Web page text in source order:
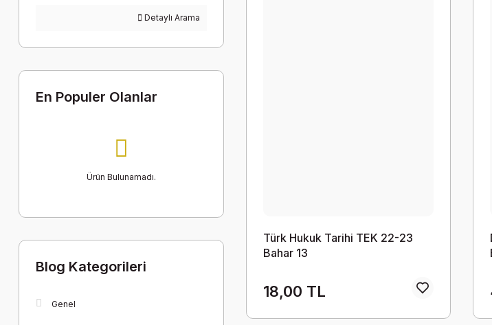
Detaylı Arama
En Populer Olanlar
Ürün Bulunamadı.
Blog Kategorileri
Genel
Türk Hukuk Tarihi TEK 22-23
Bahar 13
18,00 TL